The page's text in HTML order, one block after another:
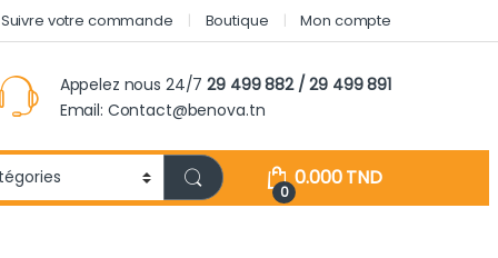
Suivre votre commande Boutique Mon compte
Appelez nous 24/729 499 882 / 29 499 891
Email: Contact@benova.tn
0
0.000TND